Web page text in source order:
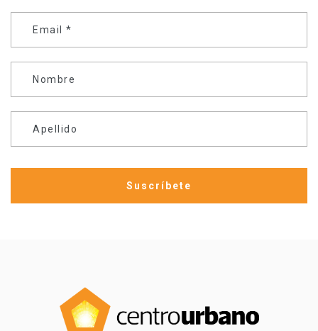
Email *
Nombre
Apellido